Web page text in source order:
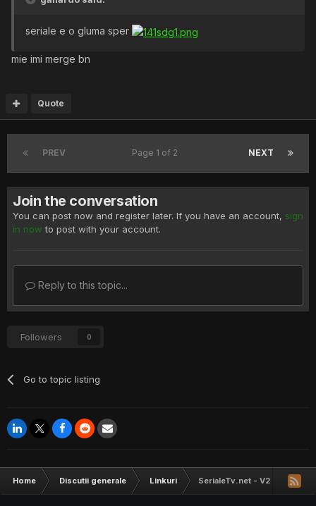
seriale e o gluma sper
mie imi merge bn
Quote
PREV NEXT
Page 1 of 2
Join the conversation
You can post now and register later. If you have an account, sign
in now to post with your account.
Reply to this topic...
Followers 0
Go to topic listing
Home Discutii generale Linkuri SerialeTv.net - V2